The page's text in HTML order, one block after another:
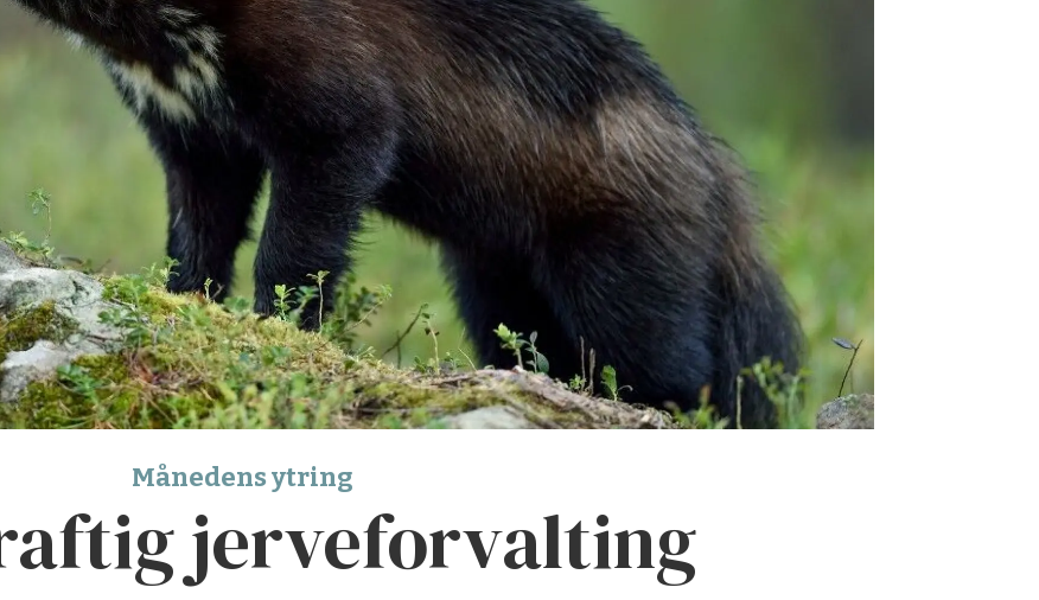
Månedens ytring
jerveforvalting